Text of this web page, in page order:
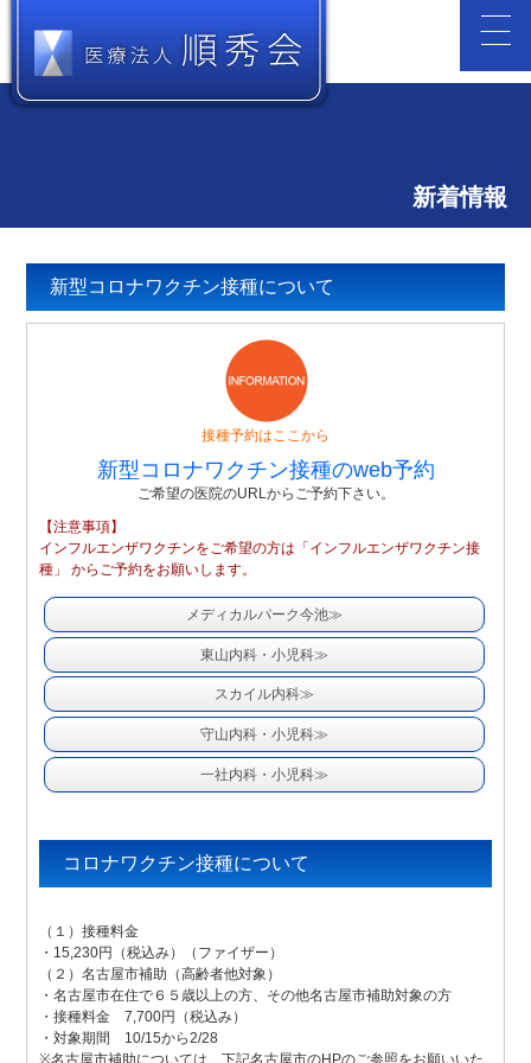
新着情報
新型コロナワクチン接種について
接種予約はここから
新型コロナワクチン接種のweb予約
ご希望の医院のURLからご予約下さい。
【注意事項】
インフルエンザワクチンをご希望の方は「インフルエンザワクチン接
種」 からご予約をお願いします。
メディカルパーク今池≫
東山内科・小児科≫
スカイル内科≫
守山内科・小児科≫
一社内科・小児科≫
コロナワクチン接種について
（１）接種料金
・15,230円（税込み）（ファイザー）
（２）名古屋市補助（高齢者他対象）
・名古屋市在住で６５歳以上の方、その他名古屋市補助対象の方
・接種料金 7,700円（税込み）
・対象期間 10/15から2/28
※名古屋市補助については、下記名古屋市のHPのご参照をお願いいた